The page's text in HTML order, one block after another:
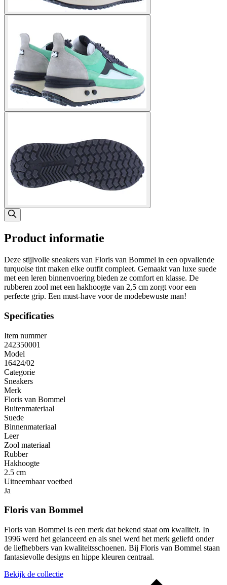
Product informatie
Deze stijlvolle sneakers van Floris van Bommel in een opvallende
turquoise tint maken elke outfit compleet. Gemaakt van luxe suede
met een leren binnenvoering bieden ze comfort en klasse. De
rubberen zool met een hakhoogte van 2,5 cm zorgt voor een
perfecte grip. Een must-have voor de modebewuste man!
Specificaties
Item nummer
242350001
Model
16424/02
Categorie
Sneakers
Merk
Floris van Bommel
Buitenmateriaal
Suede
Binnenmateriaal
Leer
Zool materiaal
Rubber
Hakhoogte
2.5 cm
Uitneembaar voetbed
Ja
Floris van Bommel
Floris van Bommel is een merk dat bekend staat om kwaliteit. In
1996 werd het gelanceerd en als snel werd het merk geliefd onder
de liefhebbers van kwaliteitsschoenen. Bij Floris van Bommel staan
fantasievolle designs en hippe kleuren centraal.
Bekijk de collectie